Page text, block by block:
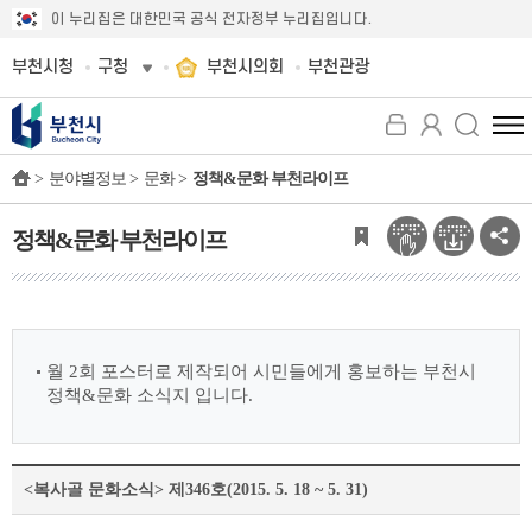
이 누리집은 대한민국 공식 전자정부 누리집입니다.
부천시청 구청 부천시의회 부천관광
전
체
뉴
보
기
> 분야별정보 > 문화 > 정책&문화 부천라이프
정책&문화 부천라이프
월 2회 포스터로 제작되어 시민들에게 홍보하는 부천시
정책&문화 소식지 입니다.
<복사골 문화소식> 제346호(2015. 5. 18 ~ 5. 31)